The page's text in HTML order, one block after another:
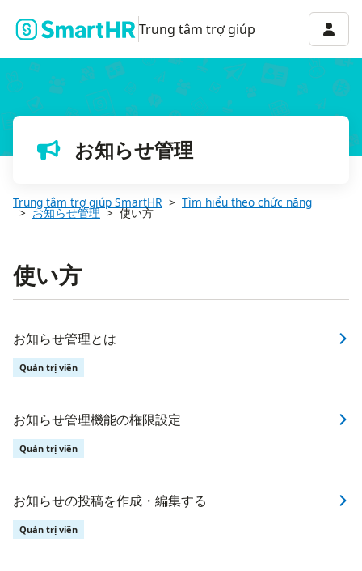
Trung tâm trợ giúp
お知らせ管理
Trung tâm trợ giúp SmartHR Tìm hiểu theo chức năng
お知らせ管理 使い方
使い方
お知らせ管理とは
Quản trị viên
お知らせ管理機能の権限設定
Quản trị viên
お知らせの投稿を作成・編集する
Quản trị viên